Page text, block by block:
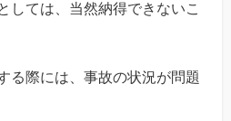
しては、当然納得できないこ
る際には、事故の状況が問題